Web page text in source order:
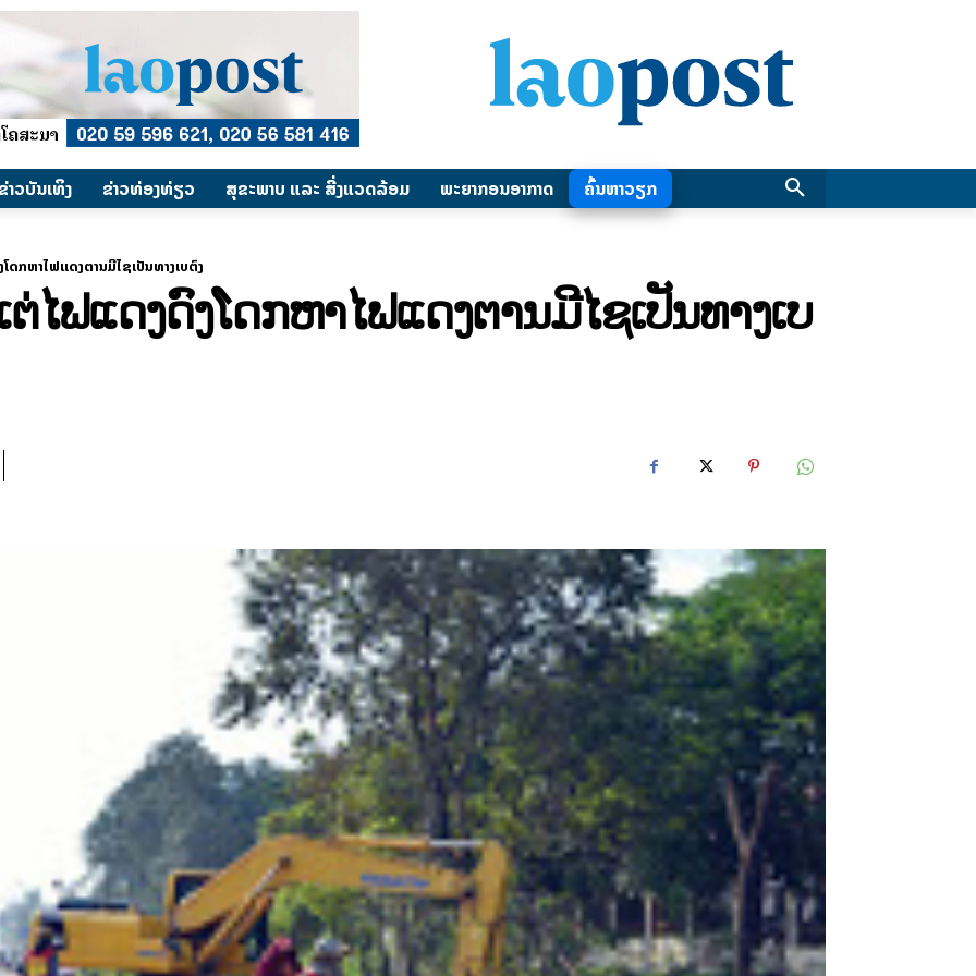
າວບັນເທິງ ​ຂ່າວທ່ອງທ່ຽວ ສຸຂະພາບ ແລະ ສີ່ງແວດລ້ອມ ພະຍາກອນອາກາດ ຄົ້ນຫາວຽກ
ດກຫາໄຟແດງຕານມີໄຊເປັນທາງເບຕົງ
ໄຟແດງດົງໂດກຫາໄຟແດງຕານມີໄຊເປັນທາງເບ